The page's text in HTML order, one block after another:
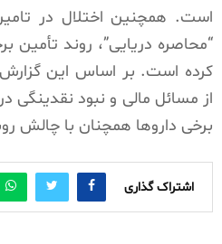
است. همچنین اختلال در
“محاصره دریایی”، روند تأمین
کرده است. بر اساس این
از مسائل مالی و نبود
برخی داروها همچنان با چالش
اشتراک گذاری